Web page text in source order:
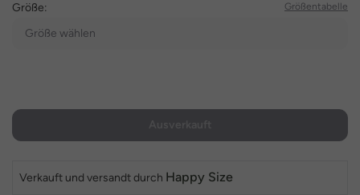
Größe: Größentabelle
Größe wählen
Verkauft und versandt durch Happy Size